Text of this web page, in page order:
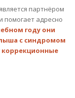
партнёром
помогает адресно
году они
с синдромом
коррекционные